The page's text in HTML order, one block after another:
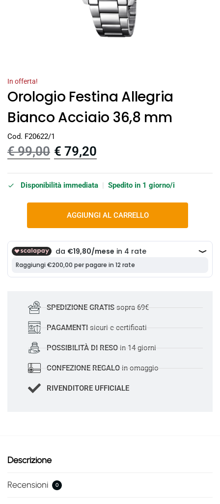
In offerta!
Orologio Festina Allegria
Bianco Acciaio 36,8 mm
Cod. F20622/1
€99,00 € 79,20
Disponibilità immediata Spedito in 1 giorno/i
AGGIUNGI AL CARRELLO
SPEDIZIONE GRATISsopra 69€
PAGAMENTI sicuri e certificati
POSSIBILITÀ DI RESO in 14 giorni
CONFEZIONE REGALOin omaggio
RIVENDITORE UFFICIALE
Descrizione
Recensioni 0